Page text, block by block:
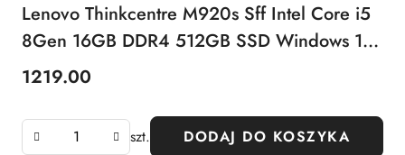
Lenovo Thinkcentre M920s Sff Intel Core i5
8Gen 16GB DDR4 512GB SSD Windows 11
Pro
Cena:
1219.00
szt. DODAJ DO KOSZYKA